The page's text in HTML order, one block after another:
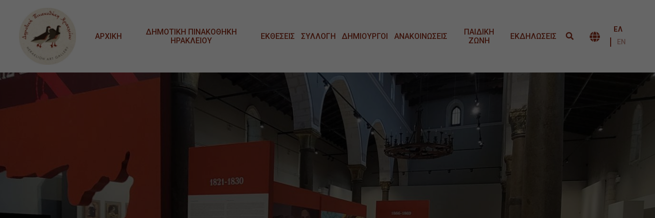
ΑΡΧΙΚΗ
ΔΗΜΟΤΙΚΗ ΠΙΝΑΚΟΘΗΚΗ
ΗΡΑΚΛΕΙΟΥ
ΕΚΘΕΣΕΙΣ ΣΥΛΛΟΓΗ ΔΗΜΙΟΥΡΓΟΙ ΑΝΑΚΟΙΝΩΣΕΙΣ
ΠΑΙΔΙΚΗ
ΖΩΝΗ
ΕΚΔΗΛΩΣΕΙΣ ΕΝΑΛΛΑΓΉ
ΕΛ
ΕΝ